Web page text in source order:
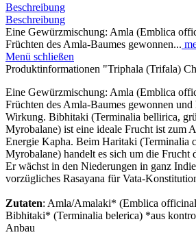
Beschreibung
Beschreibung
Eine Gewürzmischung: Amla (Emblica
Früchten des Amla-Baumes gewonnen...
Menü schließen
Produktinformationen "Triphala (Trifala)
Eine Gewürzmischung: Amla (Emblica
Früchten des Amla-Baumes gewonnen und
Wirkung. Bibhitaki (Terminalia bellirica,
Myrobalane) ist eine ideale Frucht ist zum
Energie Kapha. Beim Haritaki (Terminalia
Myrobalane) handelt es sich um die Frucht
Er wächst in den Niederungen in ganz
vorzügliches Rasayana für Vata-
Zutaten: Amla/Amalaki* (Emblica
Bibhitaki* (Terminalia belerica) *aus
Anbau